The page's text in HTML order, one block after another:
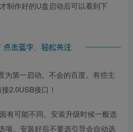
制作好的U盘启动后可以看到下
为第一启动。不会的百度。有些主
2.0USB接口！
有可能不同。安装升级时候一般选
项。安装好后不要选引导会自动选